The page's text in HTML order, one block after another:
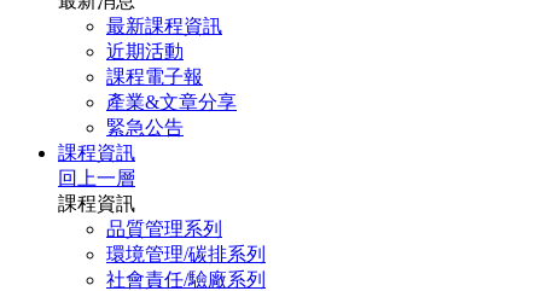
最新課程資訊
近期活動
課程電子報
產業&文章分享
緊急公告
課程資訊
回上一層
課程資訊
品質管理系列
環境管理/碳排系列
社會責任/驗廠系列